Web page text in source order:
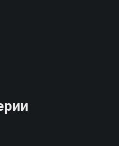
периодом?
людям молодость. Как
и лунные
экспертов. Родителям
дети, рожденные под
сериала 2016:
бесплатно в
Смотрёшке